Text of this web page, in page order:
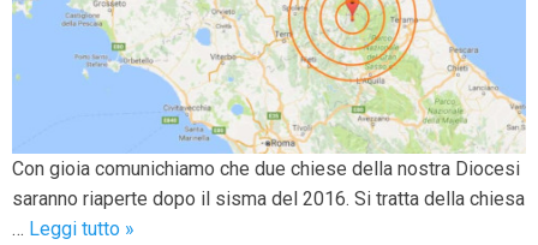
Con gioia comunichiamo che due chiese della nostra Diocesi
saranno riaperte dopo il sisma del 2016. Si tratta della chiesa
… Leggi tutto Riapertura
»